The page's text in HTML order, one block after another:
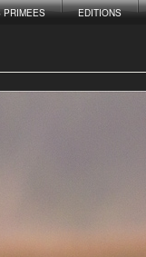
PRIMEES EDITIONS